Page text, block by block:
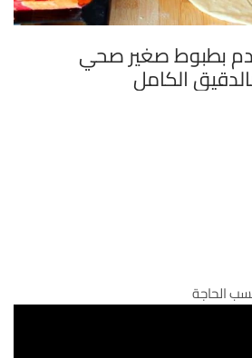
بطبوط صغير صحي
الكامل